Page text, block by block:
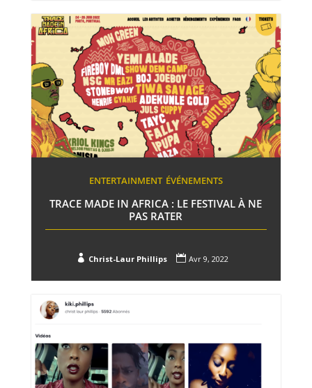
ENTERTAINMENT ÉVÉNEMENTS
TRACE MADE IN AFRICA : LE FESTIVAL À NE
PAS RATER
 Christ-Laur Phillips  Avr 9, 2022